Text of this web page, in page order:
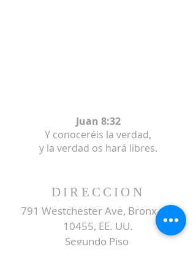
Juan 8:32
Y conoceréis la verdad,
y la verdad os hará libres.
DIRECCION
791 Westchester Ave, Bronx, NY
10455, EE. UU.
Segundo Piso